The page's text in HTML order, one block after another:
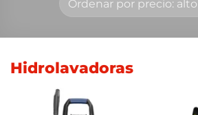
Hidrolavadoras